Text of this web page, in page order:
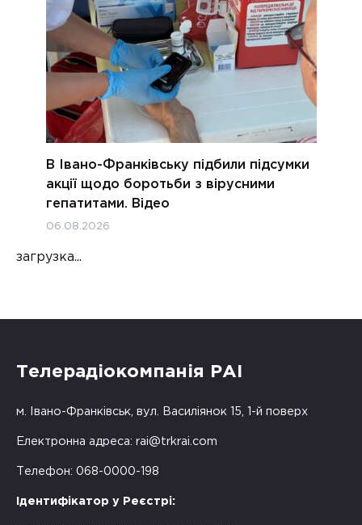
В Івано-Франківську підбили підсумки
акції щодо боротьби з вірусними
гепатитами. Відео
06.08.2026
загрузка...
Телерадіокомпанія РАІ
м. Івано-Франківськ, вул. Василіянок 15, 1-й поверх
Електронна адреса: rai@trkrai.com
Телефон: 068-0000-198
Ідентифікатор у Реєстрі: